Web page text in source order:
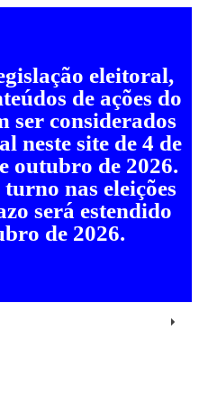
eleitoral,
de ações do
ser considerados
neste site de 4 de
outubro de 2026.
nas eleições
será estendido
de 2026.